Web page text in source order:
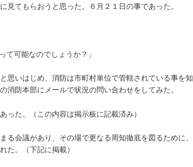
見てもらおうと思った。６月２１日の事であった。
て可能なのでしょうか？」
思いはじめ、消防は市町村単位で管轄されている事を知
消防本部にメールで状況の問い合わせをしてみた。
った。（この内容は掲示板に記載済み）
会議があり、その場で更なる周知徹底を図るために、
た。（下記に掲載）